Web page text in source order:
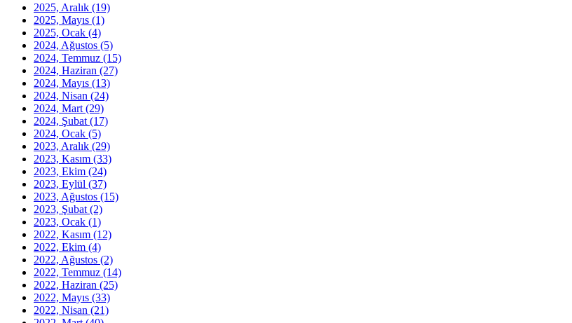
2025, Aralık (19)
2025, Mayıs (1)
2025, Ocak (4)
2024, Ağustos (5)
2024, Temmuz (15)
2024, Haziran (27)
2024, Mayıs (13)
2024, Nisan (24)
2024, Mart (29)
2024, Şubat (17)
2024, Ocak (5)
2023, Aralık (29)
2023, Kasım (33)
2023, Ekim (24)
2023, Eylül (37)
2023, Ağustos (15)
2023, Şubat (2)
2023, Ocak (1)
2022, Kasım (12)
2022, Ekim (4)
2022, Ağustos (2)
2022, Temmuz (14)
2022, Haziran (25)
2022, Mayıs (33)
2022, Nisan (21)